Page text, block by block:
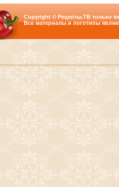
Copyright © Рецепты.ТВ только
Все материалы и логотипы